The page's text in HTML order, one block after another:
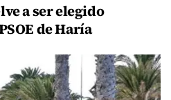
a ser elegido
de Haría